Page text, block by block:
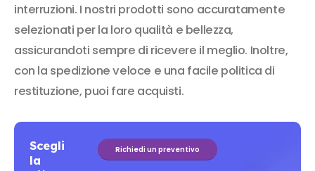
interruzioni. I nostri prodotti sono accuratamente
selezionati per la loro qualità e bellezza,
assicurandoti sempre di ricevere il meglio. Inoltre,
con la spedizione veloce e una facile politica di
restituzione, puoi fare acquisti.
Scegli
la
Richiedi un preventivo